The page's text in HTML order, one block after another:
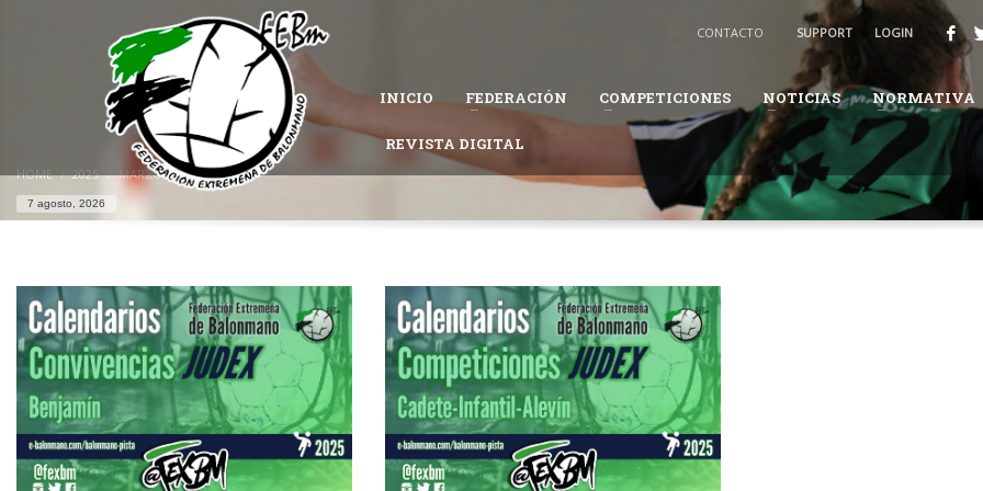
CÓMO AFILIARSE A LA FEDERACIÓN EXTREMEÑA DE BALONMANO
Completa el formulario de afiliación Recibirás un email para confirmar tu solicitud.
Permanece atento al estado de tu solicitud, es posible que la Federación te pueda solicitar información adicional para completar tus datos.
Si tienes problemas con tu afiliación,contacta con nosotrosy te ayudaremos en el proceso.
CONTACTO SUPPORT LOGIN
INICIO FEDERACIÓN COMPETICIONES NOTICIAS NORMATIVA
REVISTA DIGITAL
HOME 2025 MARZO
7 agosto, 2026